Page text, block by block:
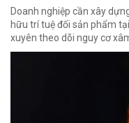
Doanh nghiệp cần xây
hữu trí tuệ đối sản phẩm
xuyên theo dõi nguy cơ